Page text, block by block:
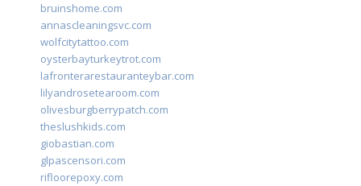
bruinshome.com
annascleaningsvc.com
wolfcitytattoo.com
oysterbayturkeytrot.com
lafronterarestauranteybar.com
lilyandrosetearoom.com
olivesburgberrypatch.com
theslushkids.com
giobastian.com
glpascensori.com
rifloorepoxy.com